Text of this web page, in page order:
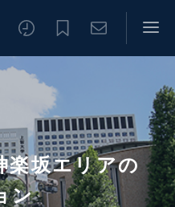
楽坂エリアの
ン